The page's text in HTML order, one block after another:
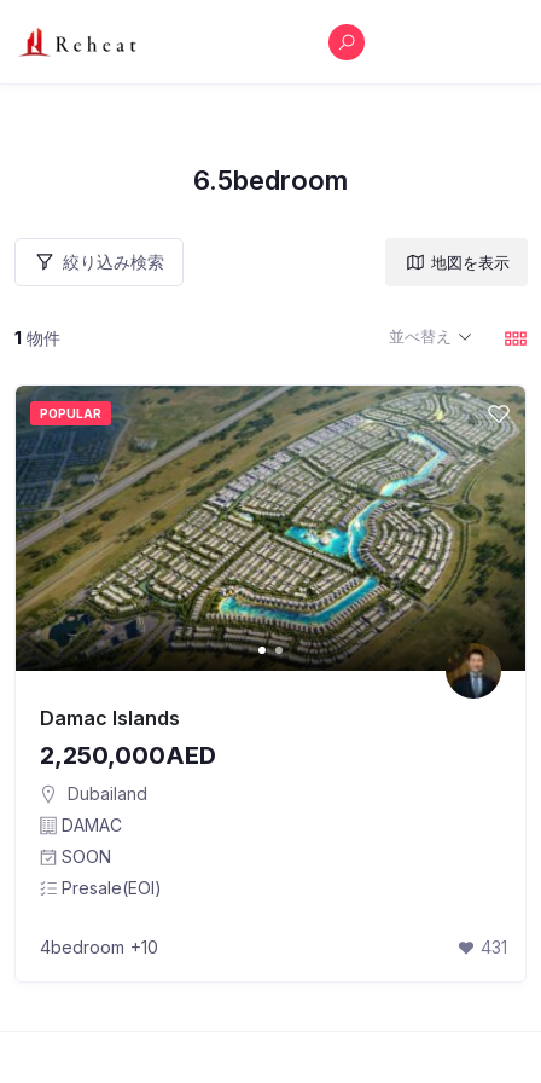
6.5bedroom
絞り込み検索
1 物件
地図を表示
並べ替え
POPULAR
Damac Islands
2,250,000AED
Dubailand
DAMAC
SOON
Presale(EOI)
4bedroom +10 431